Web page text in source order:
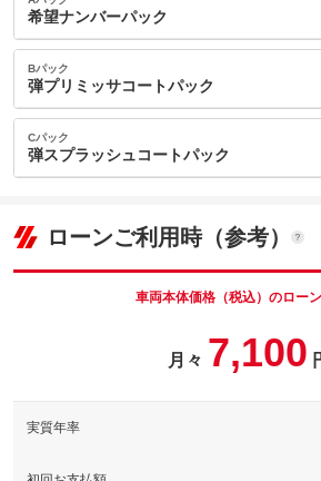
希望ナンバーパック
内：オプシ
ョン価格
(税込)
車両本体価
90万円
このパックの見積もり依
Bパック
弾プリミッサコートパック
内：オプシ
ョン価格
(税込)
車両本体価
パック内容
Cパック
弾スプラッシュコートパック
車両本体価ローンご利用時（参考）
車両本体価格（税込）のロー
月々 7,100
実質年率